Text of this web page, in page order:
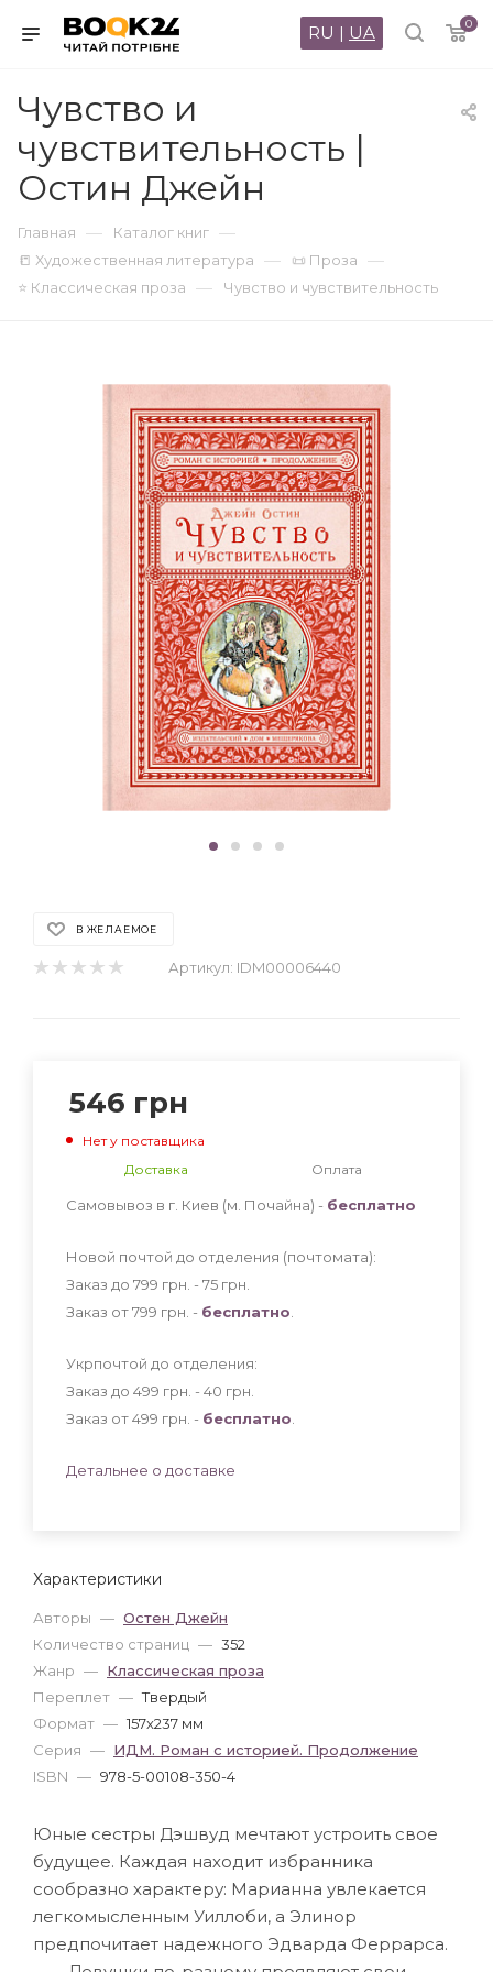
0
RU | UA
Чувство и
чувствительность |
Остин Джейн
Главная — Каталог книг —
📒 Художественная литература — 📜 Проза —
⭐ Классическая проза — Чувство и чувствительность
В ЖЕЛАЕМОЕ
Артикул: IDM00006440
Характеристики
Авторы — Остен Джейн
Количество страниц — 352
Жанр — Классическая проза
Переплет — Твердый
Формат — 157x237 мм
Серия — ИДМ. Роман с историей. Продолжение
ISBN — 978-5-00108-350-4
546 грн
Нет у поставщика
Доставка
Оплата
Самовывоз в г. Киев (м. Почайна) - бесплатно
Новой почтой до отделения (почтомата):
Заказ до 799 грн. - 75 грн
Заказ от 799 грн. - бесплатно
Укрпочтой до отделения:
Заказ до 499 грн. - 40 грн
Заказ от 499 грн. - бесплатно
Детальнее о доставке
Юные сестры Дэшвуд мечтают устроить свое
будущее. Каждая находит избранника
сообразно характеру: Марианна увлекается
легкомысленным Уиллоби, а Элинор
предпочитает надежного Эдварда Феррарса.